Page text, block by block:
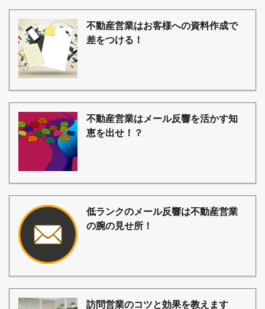
不動産営業はお客様への資料作成で
差をつける！
不動産営業はメール反響を活かす知
恵を出せ！？
低ランクのメール反響は不動産営業
の腕の見せ所！
訪問営業のコツと効果を教えます